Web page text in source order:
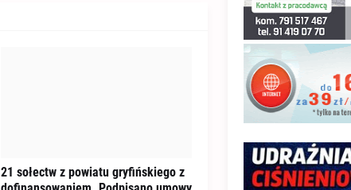
21 sołectw z powiatu gryfińskiego z